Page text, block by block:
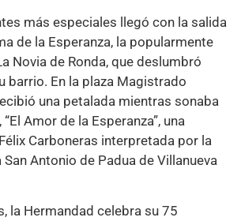
más especiales llegó con la salida
de la Esperanza, la popularmente
Novia de Ronda, que deslumbró
barrio. En la plaza Magistrado
una petalada mientras sonaba
Amor de la Esperanza”, una
Carboneras interpretada por la
Antonio de Padua de Villanueva
la Hermandad celebra su 75